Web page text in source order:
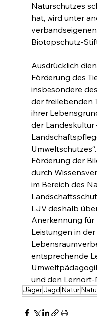
Naturschutzes
hat, wird unter
Biotopschutz-
Ausdrücklich
Förderung des
insbesondere
der freilebenden
ihrer
der Landeskultur
Förderung der
durch
im Bereich des
LJV deshalb
Anerkennung für
Leistungen in der
entsprechende
und den Lernort-
JägerJagd Natur